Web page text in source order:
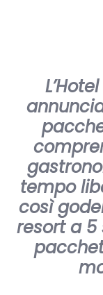
tempo
così
resort a 5